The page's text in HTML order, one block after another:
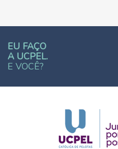
EU FAÇO
A UCPEL.
E VOCÊ?